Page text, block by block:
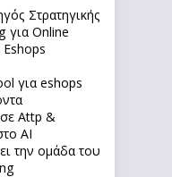
Στρατηγικής
για Online
για eshops
Attp &
ΑΙ
την ομάδα του